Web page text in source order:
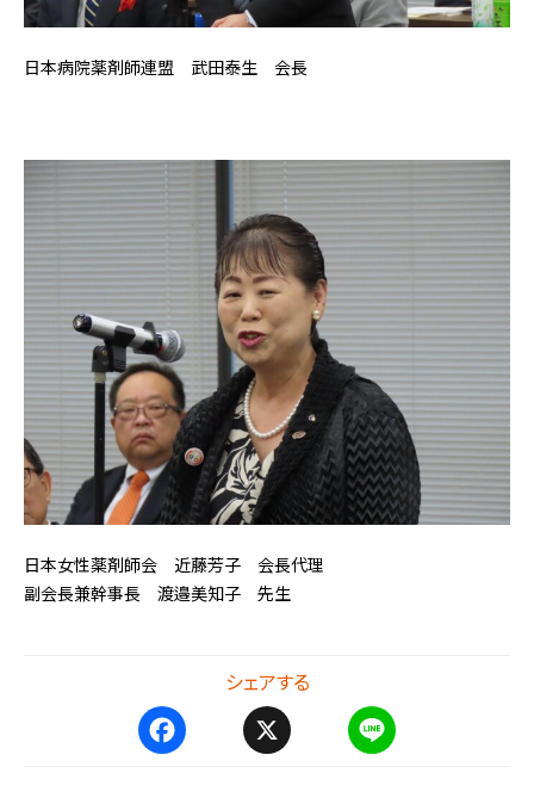
日本病院薬剤師連盟 武田泰生 会長
日本女性薬剤師会 近藤芳子 会長代理
副会長兼幹事長 渡邉美知子 先生
シェアする